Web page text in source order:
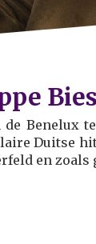
Benelux
Duitse
en zoals